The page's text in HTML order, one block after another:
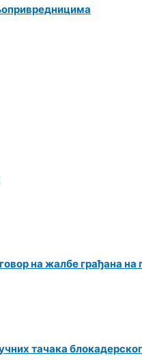
на жалбе грађана
тачака